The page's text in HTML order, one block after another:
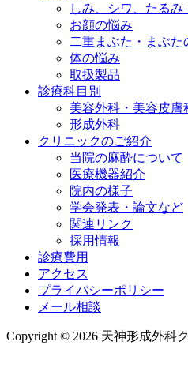
しみ、シワ、たるみ
お顔の悩み
二重まぶた・まぶ
体の悩み
取扱製品
診療科目別
美容外科・美容皮膚
形成外科
クリニックのご紹介
当院の麻酔について
医療機器紹介
院内の様子
学会発表・論文など
関連リンク
採用情報
診療費用
アクセス
プライバシーポリシー
メール相談
Copyright © 2026 天神形成外科